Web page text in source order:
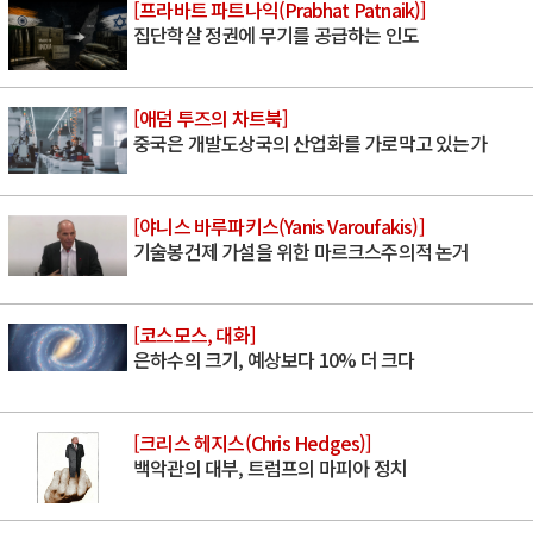
[프라바트 파트나익(Prabhat Patnaik)]
집단학살 정권에 무기를 공급하는 인도
[애덤 투즈의 차트북]
중국은 개발도상국의 산업화를 가로막고 있는가
[야니스 바루파키스(Yanis Varoufakis)]
기술봉건제 가설을 위한 마르크스주의적 논거
[코스모스, 대화]
은하수의 크기, 예상보다 10% 더 크다
[크리스 헤지스(Chris Hedges)]
백악관의 대부, 트럼프의 마피아 정치